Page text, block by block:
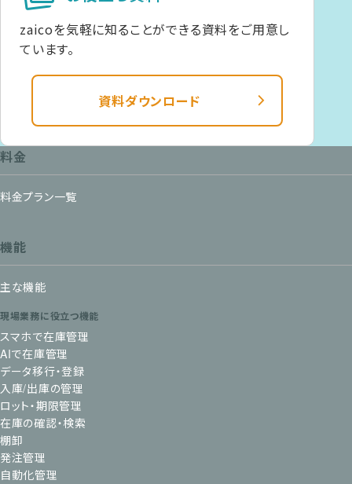
zaicoを気軽に知ることができる資料をご用意し
ています。
資料ダウンロード
料金
料金プラン一覧
機能
主な機能
現場業務に役立つ機能
スマホで在庫管理
AIで在庫管理
データ移行・登録
入庫/出庫の管理
ロット・期限管理
在庫の確認・検索
棚卸
発注管理
自動化管理